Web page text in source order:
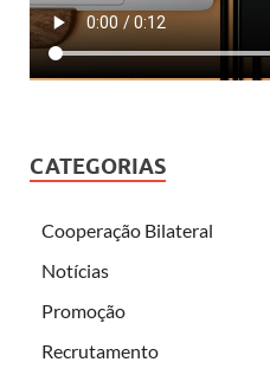
CATEGORIAS
Cooperação Bilateral
Notícias
Promoção
Recrutamento